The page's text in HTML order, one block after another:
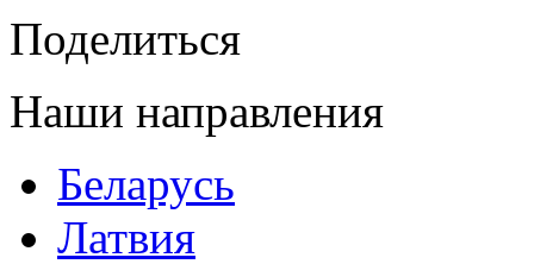
Поделиться
Наши направления
Беларусь
Латвия